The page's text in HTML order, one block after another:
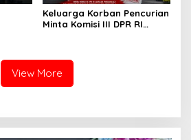
Keluarga Korban Pencurian
Minta Komisi III DPR RI
Perdamaian dan Dugaan
Fitnah Terkait Tuduhan
Pemerasan Rp250 Juta
View More